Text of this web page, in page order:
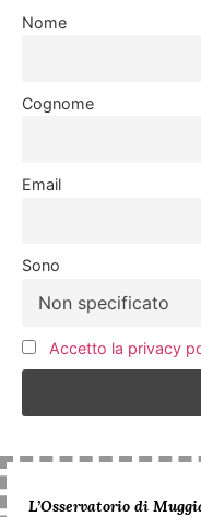
Nome
Cognome
Email
Sono
Accetto la privacy
L’Osservatorio di